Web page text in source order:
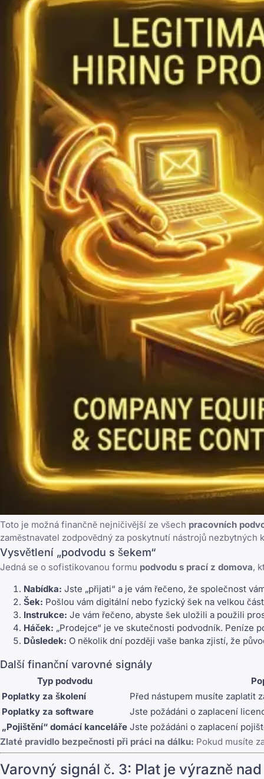
Toto je možná finančně nejničivější ze všech pracovních
zaměstnavatel zodpovědný za poskytnutí nástrojů
Vysvětlení „podvodu s šekem“
Jedná se o sofistikovanou formu podvodu s prací z domova,
Nabídka: Jste „přijati“ a je vám řečeno, že společnost
Šek: Pošlou vám digitální nebo fyzický šek na velkou
Instrukce: Je vám řečeno, abyste šek uložili a použili
Háček: „Prodejce“ je ve skutečnosti podvodník. Peníze
Důsledek: O několik dní později vaše banka zjistí, že
Další finanční varovné signály
Typ podvodu
Poplatky za školení
Před nástupem musíte zaplatit
Poplatky za software
Jste požádáni o zaplacení
„Pojištění“ domácí kanceláře Jste požádáni o zaplacení
Zlaté pravidlo bezpečnosti při práci na dálku: Pokud musíte
Varovný signál č. 3: Plat je výrazně